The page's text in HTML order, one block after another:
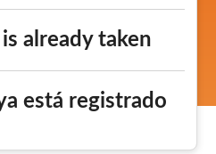
already taken
está registrado